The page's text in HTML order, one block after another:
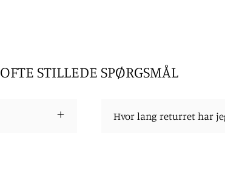
OFTE STILLEDE SPØRGSMÅL
Hvor lang returret har